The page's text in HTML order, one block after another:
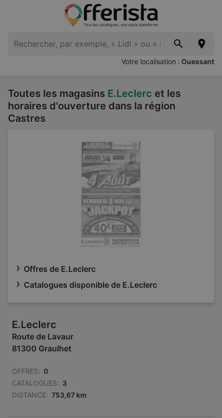
Votre localisation : Ouessant
Toutes les magasins E.Leclerc et les
horaires d'ouverture dans la région
Castres
Offres de E.Leclerc
Catalogues disponible de E.Leclerc
E.Leclerc
Route de Lavaur
81300 Graulhet
OFFRES: 0
CATALOGUES: 3
DISTANCE: 753,67 km